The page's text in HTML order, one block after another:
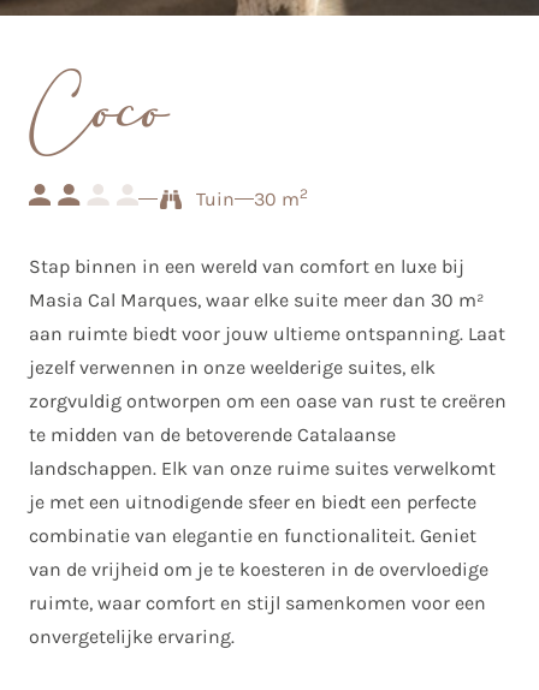
Coco
Tuin 30 m2
Stap binnen in een wereld van comfort en luxe bij
Masia Cal Marques, waar elke suite meer dan 30 m²
aan ruimte biedt voor jouw ultieme ontspanning. Laat
jezelf verwennen in onze weelderige suites, elk
zorgvuldig ontworpen om een ​​oase van rust te creëren
te midden van de betoverende Catalaanse
landschappen. Elk van onze ruime suites verwelkomt
je met een uitnodigende sfeer en biedt een perfecte
combinatie van elegantie en functionaliteit. Geniet
van de vrijheid om je te koesteren in de overvloedige
ruimte, waar comfort en stijl samenkomen voor een
onvergetelijke ervaring.